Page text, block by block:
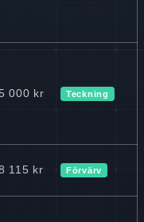
000 kr Teckning
115 kr Förvärv